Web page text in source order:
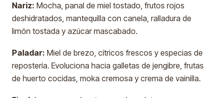
Nariz: Mocha, panal de miel tostado, frutos rojos
deshidratados, mantequilla con canela, ralladura de
limón tostada y azúcar mascabado.
Paladar: Miel de brezo, cítricos frescos y especias de
repostería. Evoluciona hacia galletas de jengibre, frutas
de huerto cocidas, moka cremosa y crema de vainilla.